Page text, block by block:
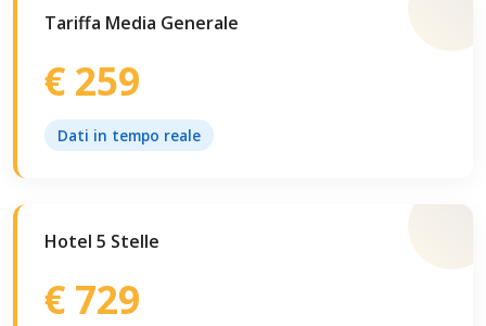
Tariffa Media Generale
€ 259
Dati in tempo reale
Hotel 5 Stelle
€ 729